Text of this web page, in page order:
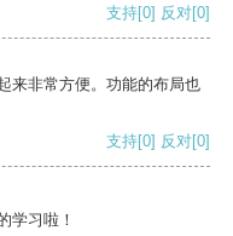
支持[0] 反对[0]
来非常方便。功能的布局也
支持[0] 反对[0]
学习啦！